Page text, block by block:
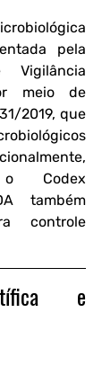
pela
Vigilância
meio de
2019, que
o Codex
também
controle
e